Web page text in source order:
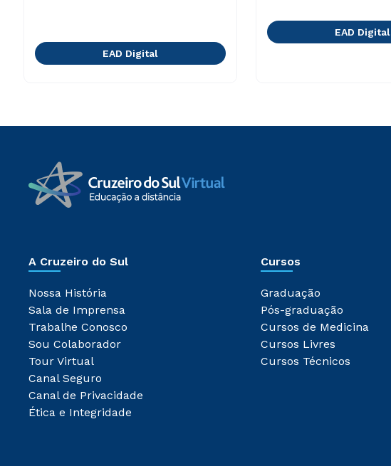
EAD Digital
EAD Digital
A Cruzeiro do Sul
Nossa História
Sala de Imprensa
Trabalhe Conosco
Sou Colaborador
Tour Virtual
Canal Seguro
Canal de Privacidade
Ética e Integridade
Cursos
Graduação
Pós-graduação
Cursos de Medicina
Cursos Livres
Cursos Técnicos